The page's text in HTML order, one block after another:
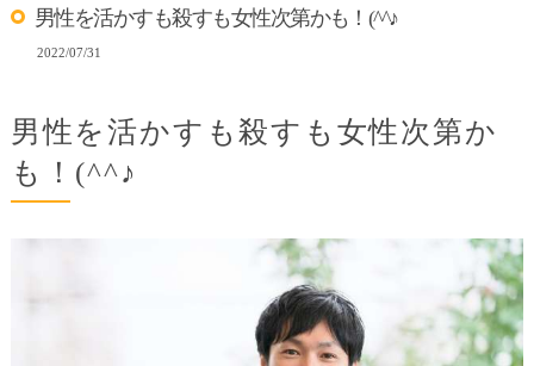
男性を活かすも殺すも女性次第かも！(^^♪
2022/07/31
男性を活かすも殺すも女性次第か
も！(^^♪